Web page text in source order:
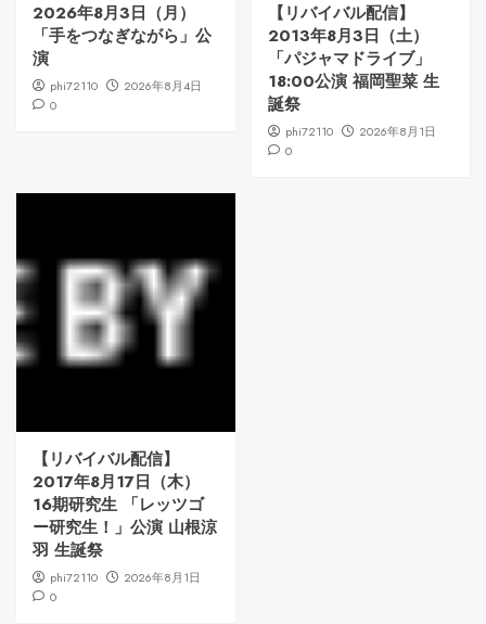
2026年8月3日（月）
「手をつなぎながら」公
演
phi72110
2026年8月4日
0
【リバイバル配信】
2013年8月3日（土）
「パジャマドライブ」
18:00公演 福岡聖菜 生
誕祭
phi72110
2026年8月1日
0
【リバイバル配信】
2017年8月17日（木）
16期研究生 「レッツゴ
ー研究生！」公演 山根涼
羽 生誕祭
phi72110
2026年8月1日
0